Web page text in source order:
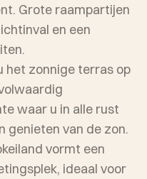
Grote raampartijen
en een
het zonnige terras op
waar u in alle rust
genieten van de zon.
vormt een
ideaal voor